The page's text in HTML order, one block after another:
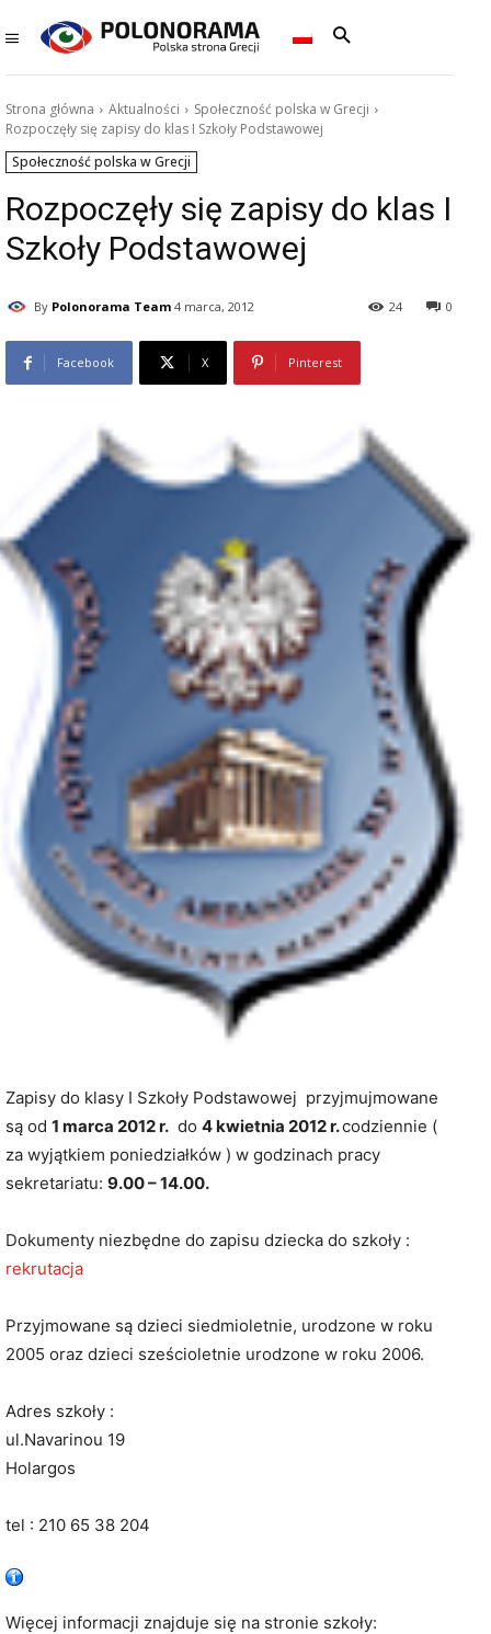
Strona główna Aktualności
Społeczność polska w Grecji
Rozpoczęły się zapisy do klas I Szkoły Podstawowej
Społeczność polska w Grecji
Rozpoczęły się zapisy do klas I
Szkoły Podstawowej
By Polonorama Team 4 marca, 2012 0
24
Facebook X Pinterest
Zapisy do klasy I Szkoły Podstawowej przyjmujmowane
są od 1 marca 2012 r. do 4 kwietnia 2012 r.codziennie (
za wyjątkiem poniedziałków ) w godzinach pracy
sekretariatu: 9.00 – 14.00.
Dokumenty niezbędne do zapisu dziecka do szkoły :
rekrutacja
Przyjmowane są dzieci siedmioletnie, urodzone w roku
2005 oraz dzieci sześcioletnie urodzone w roku 2006.
Adres szkoły :
ul.Navarinou 19
Holargos
tel : 210 65 38 204
Więcej informacji znajduje się na stronie szkoły: